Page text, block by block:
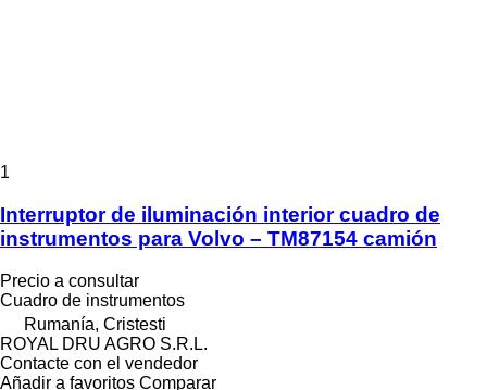
1
Interruptor de iluminación interior cuadro de
instrumentos para Volvo – TM87154 camión
Precio a consultar
Cuadro de instrumentos
Rumanía, Cristesti
ROYAL DRU AGRO S.R.L.
Contacte con el vendedor
Añadir a favoritos Comparar